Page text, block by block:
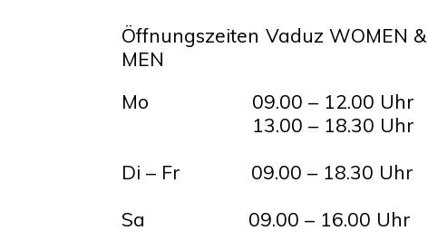
Öffnungszeiten Vaduz WOMEN &
MEN
Mo 09.00 – 12.00 Uhr
13.00 – 18.30 Uhr
Di – Fr 09.00 – 18.30 Uhr
Sa 09.00 – 16.00 Uhr